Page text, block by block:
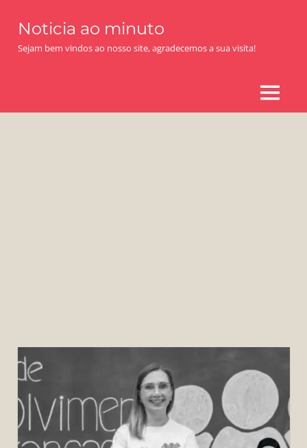
content
Noticia ao minuto
Sejam bem vindos ao nosso site, agradecemos a sua visita!
MENU